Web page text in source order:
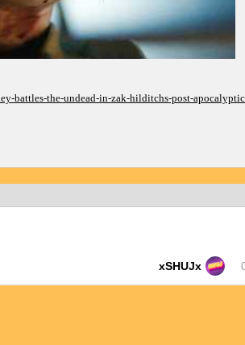
battles-the-undead-in-zak-hilditchs-post-
xSHUJx